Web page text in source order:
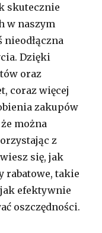
skutecznie
w naszym
Dzięki
oraz
coraz więcej
zakupów
można
z
się, jak
rabatowe, takie
efektywnie
oszczędności.